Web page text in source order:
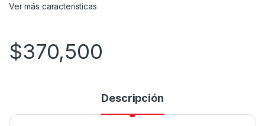
Ver más caracteristicas
$370,500
Descripción